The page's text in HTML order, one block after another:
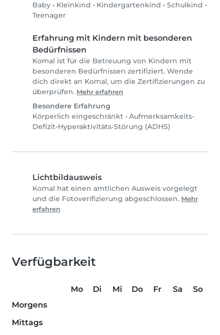
Baby • Kleinkind • Kindergartenkind • Schulkind •
Teenager
Erfahrung mit Kindern mit besonderen
Bedürfnissen
Komal ist für die Betreuung von Kindern mit
besonderen Bedürfnissen zertifiziert. Wende
dich direkt an Komal, um die Zertifizierungen zu
überprüfen. Mehr erfahren
Besondere Erfahrung
Körperlich eingeschränkt • Aufmerksamkeits-
Defizit-Hyperaktivitäts-Störung (ADHS)
Lichtbildausweis
Komal hat einen amtlichen Ausweis vorgelegt
und die Fotoverifizierung abgeschlossen. Mehr
erfahren
Verfügbarkeit
Mo Di Mi Do Fr Sa
So
Morgens
Mittags